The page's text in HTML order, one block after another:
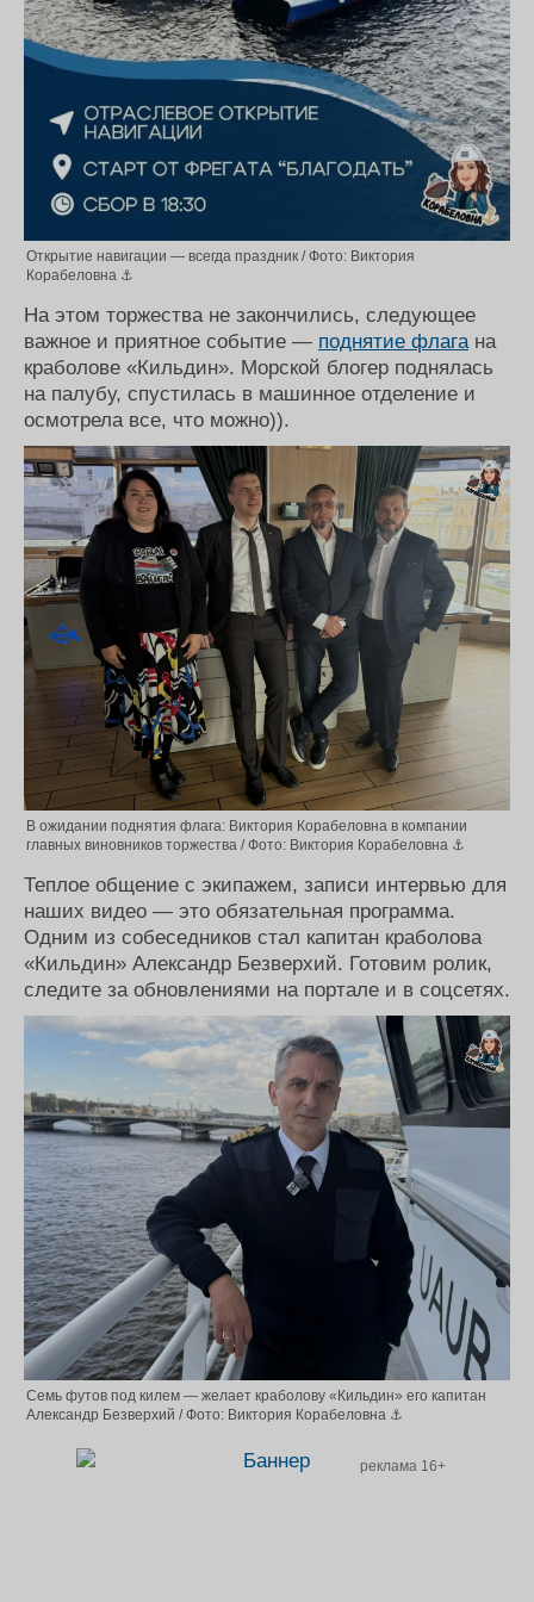
Открытие навигации — всегда праздник / Фото: Виктория
Корабеловна ⚓
На этом торжества не закончились, следующее
важное и приятное событие — поднятие флагана
краболове «Кильдин». Морской блогер поднялась
на палубу, спустилась в машинное отделение и
осмотрела все, что можно)).
В ожидании поднятия флага: Виктория Корабеловна в компании
главных виновников торжества / Фото: Виктория Корабеловна ⚓
Теплое общение с экипажем, записи интервью для
наших видео — это обязательная программа.
Одним из собеседников стал капитан краболова
«Кильдин» Александр Безверхий. Готовим ролик,
следите за обновлениями на портале и в соцсетях.
Семь футов под килем — желает краболову «Кильдин» его капитан
Александр Безверхий / Фото: Виктория Корабеловна ⚓
реклама 16+